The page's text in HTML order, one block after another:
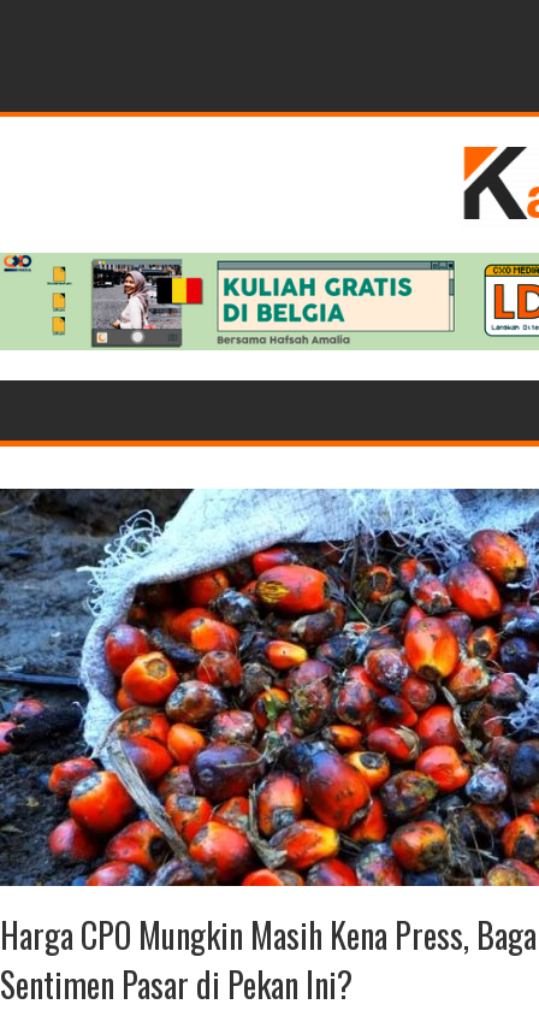
Harga CPO Mungkin Masih Kena Press,
Sentimen Pasar di Pekan Ini?